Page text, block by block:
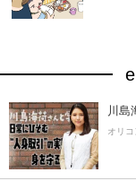
川島
オリ